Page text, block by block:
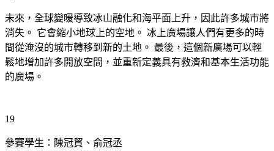
未來，全球變暖導致冰山融化和海平面上升，因此許多城市將
消失。 它會縮小地球上的空地。 冰上廣場讓人們有更多的時
間從淹沒的城市轉移到新的土地。 最後，這個新廣場可以輕
鬆地增加許多開放空間，並重新定義具有救濟和基本生活功能
的廣場。
19
參賽學生：陳冠貿、俞冠丞